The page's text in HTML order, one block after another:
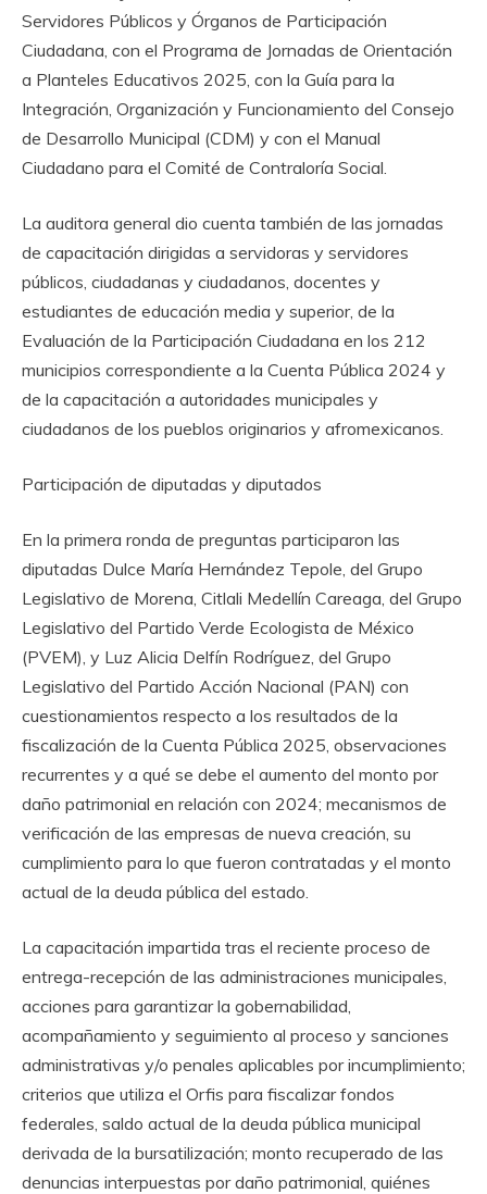
Servidores Públicos y Órganos de Participación
Ciudadana, con el Programa de Jornadas de Orientación
a Planteles Educativos 2025, con la Guía para la
Integración, Organización y Funcionamiento del Consejo
de Desarrollo Municipal (CDM) y con el Manual
Ciudadano para el Comité de Contraloría Social.
La auditora general dio cuenta también de las jornadas
de capacitación dirigidas a servidoras y servidores
públicos, ciudadanas y ciudadanos, docentes y
estudiantes de educación media y superior, de la
Evaluación de la Participación Ciudadana en los 212
municipios correspondiente a la Cuenta Pública 2024 y
de la capacitación a autoridades municipales y
ciudadanos de los pueblos originarios y afromexicanos.
Participación de diputadas y diputados
En la primera ronda de preguntas participaron las
diputadas Dulce María Hernández Tepole, del Grupo
Legislativo de Morena, Citlali Medellín Careaga, del Grupo
Legislativo del Partido Verde Ecologista de México
(PVEM), y Luz Alicia Delfín Rodríguez, del Grupo
Legislativo del Partido Acción Nacional (PAN) con
cuestionamientos respecto a los resultados de la
fiscalización de la Cuenta Pública 2025, observaciones
recurrentes y a qué se debe el aumento del monto por
daño patrimonial en relación con 2024; mecanismos de
verificación de las empresas de nueva creación, su
cumplimiento para lo que fueron contratadas y el monto
actual de la deuda pública del estado.
La capacitación impartida tras el reciente proceso de
entrega-recepción de las administraciones municipales,
acciones para garantizar la gobernabilidad,
acompañamiento y seguimiento al proceso y sanciones
administrativas y/o penales aplicables por incumplimiento;
criterios que utiliza el Orfis para fiscalizar fondos
federales, saldo actual de la deuda pública municipal
derivada de la bursatilización; monto recuperado de las
denuncias interpuestas por daño patrimonial, quiénes